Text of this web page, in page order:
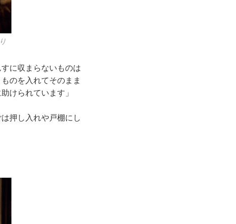
に収まらないものは
のを入れてそのまま
けられています」
押し入れや戸棚にし